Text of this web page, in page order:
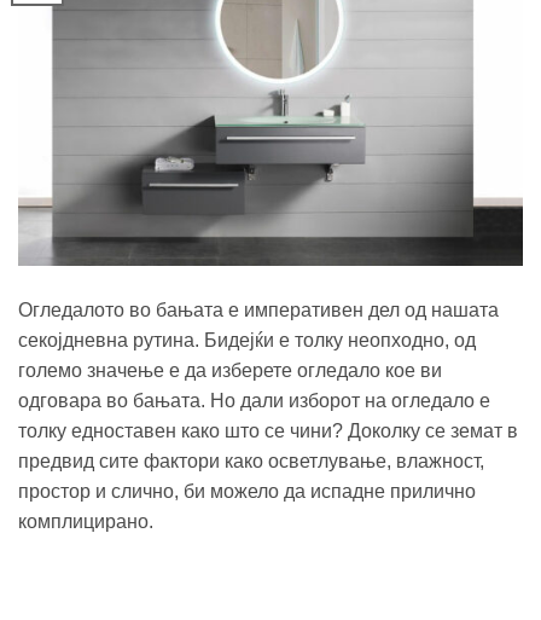
Огледалото во бањата е императивен дел од нашата
секојдневна рутина. Бидејќи е толку неопходно, од
големо значење е да изберете огледало кое ви
одговара во бањата. Но дали изборот на огледало е
толку едноставен како што се чини? Доколку се земат в
предвид сите фактори како осветлување, влажност,
простор и слично, би можело да испадне прилично
комплицирано.